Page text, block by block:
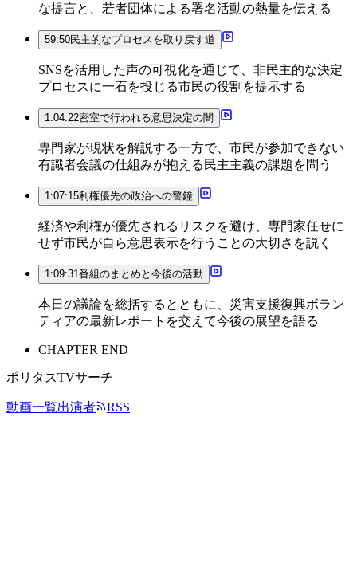
な提言と、若者団体による署名活動の熱量を伝える
59:50民主的なプロセスを取り戻す道
SNSを活用した声の可視化を通じて、非民主的な決定
プロセスに一石を投じる市民の役割を提示する
1:04:22密室で行われる意思決定の闇
専門家が現状を解説する一方で、市民が参加できない
有識者会議の仕組みが抱える民主主義の課題を問う
1:07:15利権優先の政治への警鐘
経済や利権が優先されるリスクを避け、専門家任せに
せず市民が自ら意思表示を行うことの大切さを説く
1:09:31番組のまとめと今後の活動
本日の議論を総括するとともに、災害支援復興ボラン
ティアの最新レポートを交えて今後の展望を語る
CHAPTER END
ポリタスTVサーチ
動画一覧出演者 RSS